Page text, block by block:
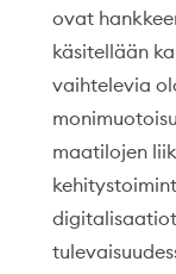
ovat
käsitellään
vaihtelevia
maatilojen